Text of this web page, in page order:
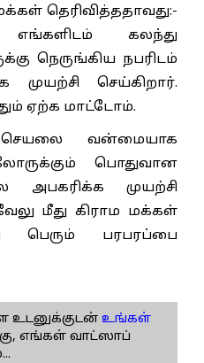
தெரிவித்ததாவது:-
எங்களிடம் கலந்து
நெருங்கிய நபரிடம்
செய்கிறார்.
ஏற்க மாட்டோம்.
வன்மையாக
பொதுவான
அபகரிக்க முயற்சி
மீது கிராம மக்கள்
பெரும் பரபரப்பை
உடனுக்குடன் உங்கள்
எங்கள் வாட்ஸாப்